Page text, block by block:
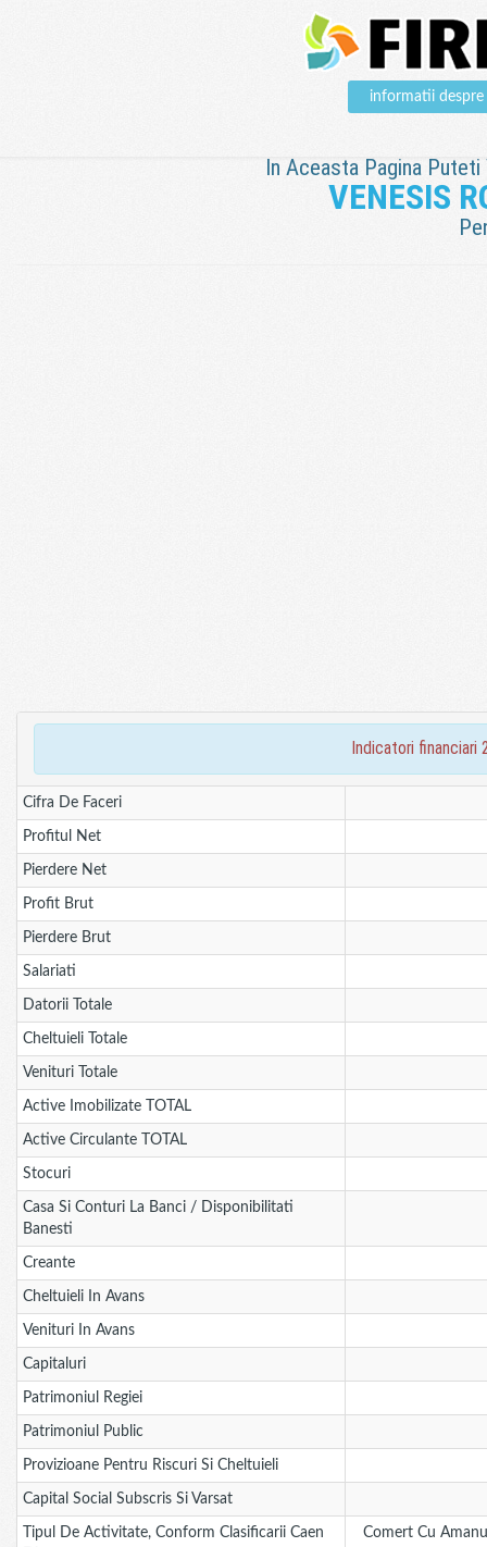
informatii despre
In Aceasta Pagina
VENESIS
indicatori financiari
Cifra De Faceri
Profitul Net
Pierdere Net
Profit Brut
Pierdere Brut
Salariati
Datorii Totale
Cheltuieli Totale
Venituri Totale
Active Imobilizate TOTAL
Active Circulante TOTAL
Stocuri
Casa Si Conturi La Banci / Disponibilitati
Banesti
Creante
Cheltuieli In Avans
Venituri In Avans
Capitaluri
Patrimoniul Regiei
Patrimoniul Public
Provizioane Pentru Riscuri Si Cheltuieli
Capital Social Subscris Si Varsat
Tipul De Activitate, Conform Clasificarii Caen
Comert Cu